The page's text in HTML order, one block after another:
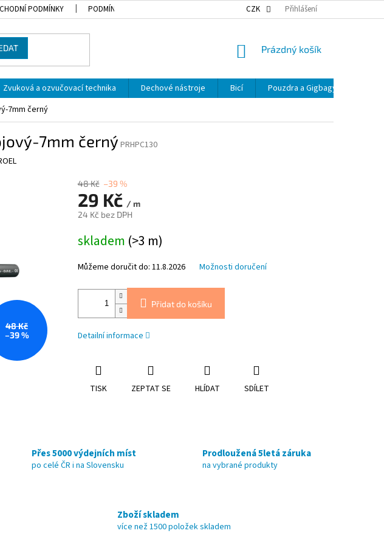
PODMÍNKY PODMÍNKY OCHRANY OSOBNÍCH ÚDAJŮ NAŠE DOPRAVA
CZK Přihlášení
NÁKUPNÍ
Prázdný košík
Zvuková a ozvučovací technika Dechové nástroje Bicí Pouzdra a Gigbagy
7mm černý
7mm černý PRHPC130
48 Kč
–39 %
48 Kč –39 %
29 Kč / m
24 Kč bez DPH
cena:
skladem (>3 m)
Můžeme doručit do: 11.8.2026 Možnosti doručení
Přidat do košíku
Detailní informace
TISK ZEPTAT SE HLÍDAT SDÍLET
Přes 5000 výdejních míst
po celé ČR i na Slovensku
Prodloužená 5letá záruka
na vybrané produkty
Zboží skladem
více než 1500 položek skladem